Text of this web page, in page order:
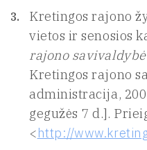
Kretingos rajono
vietos ir senosios
rajono savivaldybė
Kretingos rajono
administracija,
gegužės 7 d.].
<http://